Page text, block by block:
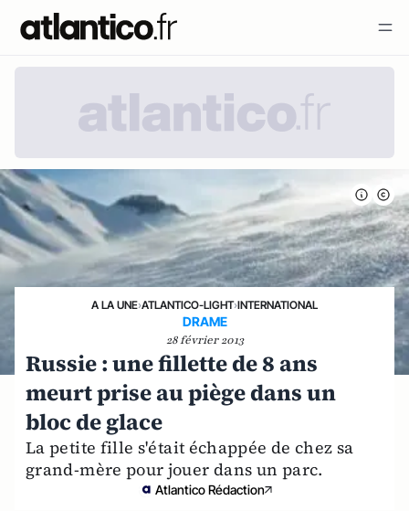
A LA UNE›ATLANTICO-LIGHT›INTERNATIONAL
DRAME
28 février 2013
Russie : une fillette de 8 ans
meurt prise au piège dans un
bloc de glace
La petite fille s'était échappée de chez sa
grand-mère pour jouer dans un parc.
Atlantico Rédaction